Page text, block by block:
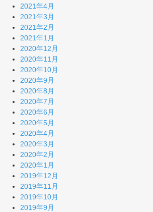
2021年4月
2021年3月
2021年2月
2021年1月
2020年12月
2020年11月
2020年10月
2020年9月
2020年8月
2020年7月
2020年6月
2020年5月
2020年4月
2020年3月
2020年2月
2020年1月
2019年12月
2019年11月
2019年10月
2019年9月